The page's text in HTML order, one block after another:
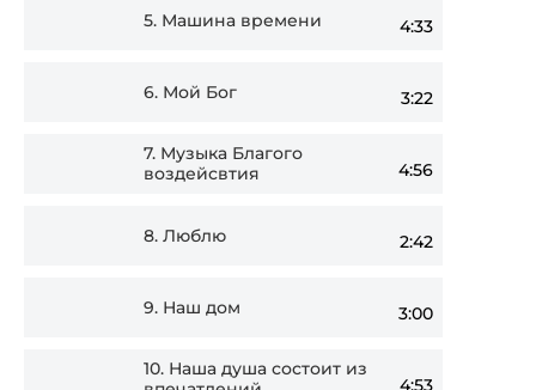
5. Машина времени 4:33
6. Мой Бог 3:22
7. Музыка Благого
воздейсвтия
4:56
8. Люблю 2:42
9. Наш дом 3:00
10. Наша душа состоит из
4:53